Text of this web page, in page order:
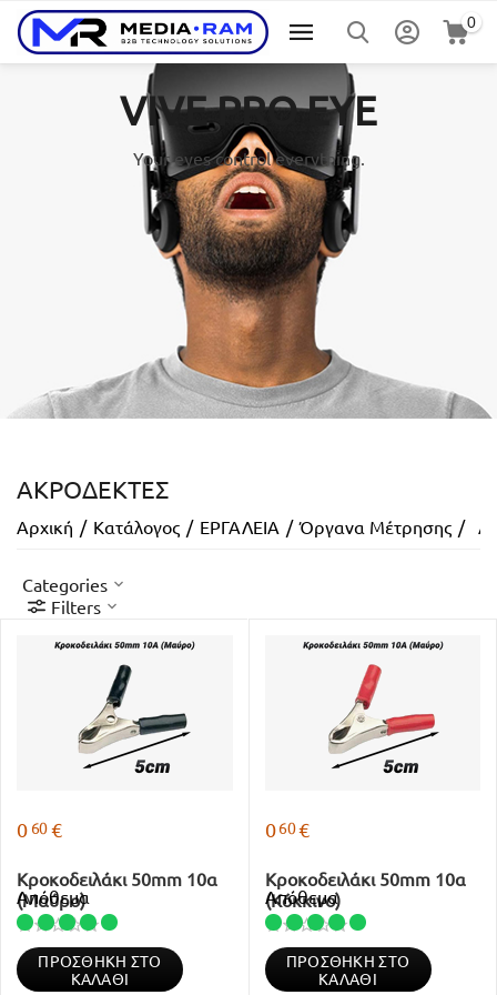
0
VIVE PRO EYE
Your eyes control everything.
ΑΚΡΟΔΈΚΤΕΣ
Αρχική / Κατάλογος / ΕΡΓΑΛΕΙΑ / Όργανα Μέτρησης /
Categories
Filters
0 60€
Κροκοδειλάκι 50mm 10α
(Μαύρο)
Απόθεμα
ΠΡΟΣΘΉΚΗ ΣΤΟ
ΚΑΛΆΘΙ
0 60€
Κροκοδειλάκι 50mm 10α
(Κόκκινο)
Απόθεμα
ΠΡΟΣΘΉΚΗ ΣΤΟ
ΚΑΛΆΘΙ